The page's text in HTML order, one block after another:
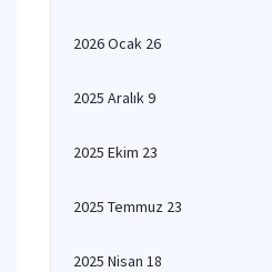
2026 Ocak 26
2025 Aralık 9
2025 Ekim 23
2025 Temmuz 23
2025 Nisan 18